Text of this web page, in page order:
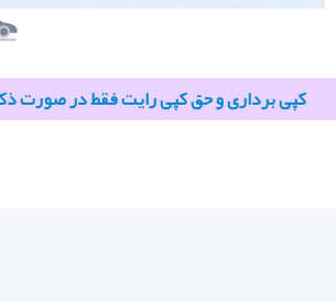
کپی برداری و حق کپی رایت فقط در صورت